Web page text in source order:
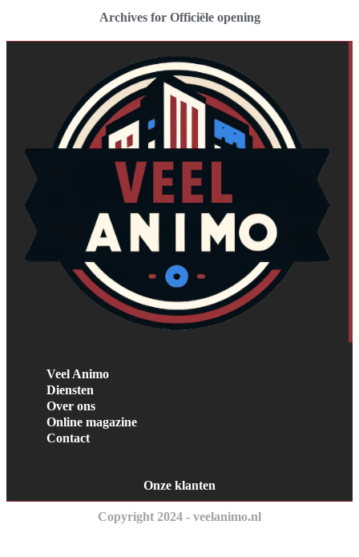
Archives for Officiële opening
Veel Animo
Diensten
Over ons
Online magazine
Contact
Onze klanten
Copyright 2024 - veelanimo.nl